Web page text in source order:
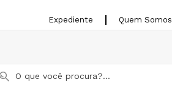
Expediente Quem Somos